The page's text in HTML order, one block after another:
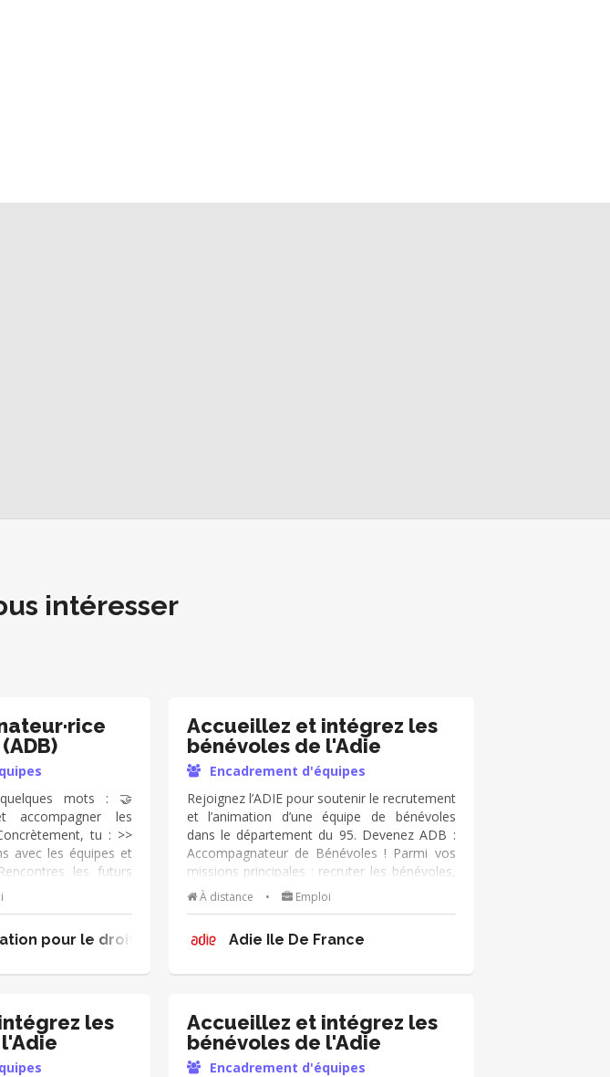
intéresser
mots : 🤝
accompagner les
tu : >>
avec les équipes et
les futurs
privilégiés >>
d’intégration
>> Veilles à
sorte que chacun
et reconnu.
pour le droit à l'initiative économique
Accueillez et intégrez les
bénévoles de l'Adie
Encadrement d'équipes
Rejoignez l’ADIE pour soutenir le recrutement
et l’animation d’une équipe de bénévoles
dans le département du 95. Devenez ADB :
Accompagnateur de Bénévoles ! Parmi vos
missions principales : recruter les bénévoles,
animer la communauté et accompagner leur
engagement. Mission adaptable en fonction
À distance • Emploi
Adie Ile De France
les
Accueillez et intégrez les
bénévoles de l'Adie
Encadrement d'équipes